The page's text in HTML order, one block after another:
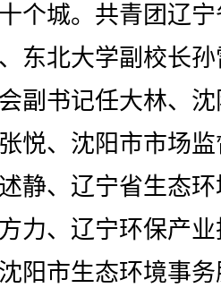
个城。共青团辽
东北大学副校长
副书记任大林、
悦、沈阳市市场
静、辽宁省生态
力、辽宁环保产
阳市生态环境事